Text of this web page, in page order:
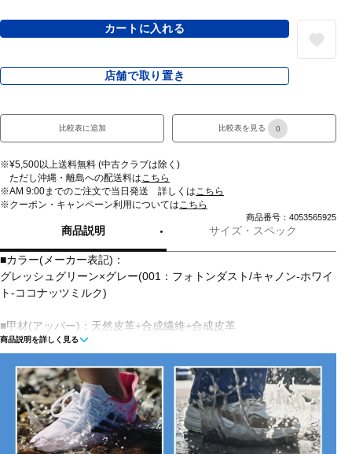
カートに入れる
店舗で取り置き
比較表に追加 比較表を見る 0
※¥5,500以上送料無料 (中古クラブは除く)
ただし沖縄・離島への配送料はこちら
※AM 9:00までのご注文で当日発送 詳しくはこちら
※クーポン・キャンペーン利用についてはこちら
商品番号：4053565925
商品説明 サイズ・スペック
■カラー(メーカー表記)：
グレッシュグリーン×グレー(001：フォトンダスト/キャノン-ホワイ
ト-ココナッツミルク)
■甲材(アッパー)：天然皮革+合成繊維+合成皮革
■生産国：インドネシア
■2025 Fall モデル
商品説明を詳しく見る